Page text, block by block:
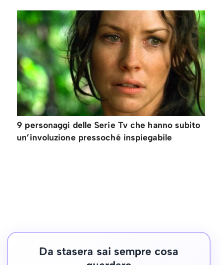
9 personaggi delle Serie Tv che hanno subito
un’involuzione pressoché inspiegabile
Da stasera sai sempre cosa